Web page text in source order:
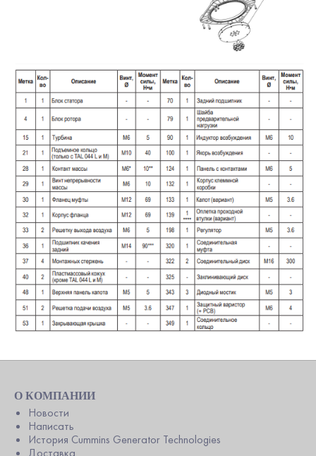
О КОМПАНИИ
Новости
Написать
История Cummins Generator Technologies
Доставка